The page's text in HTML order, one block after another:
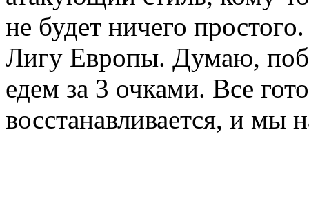
не будет ничего
Лигу Европы. Думаю,
едем за 3 очками. Все
восстанавливается, и мы